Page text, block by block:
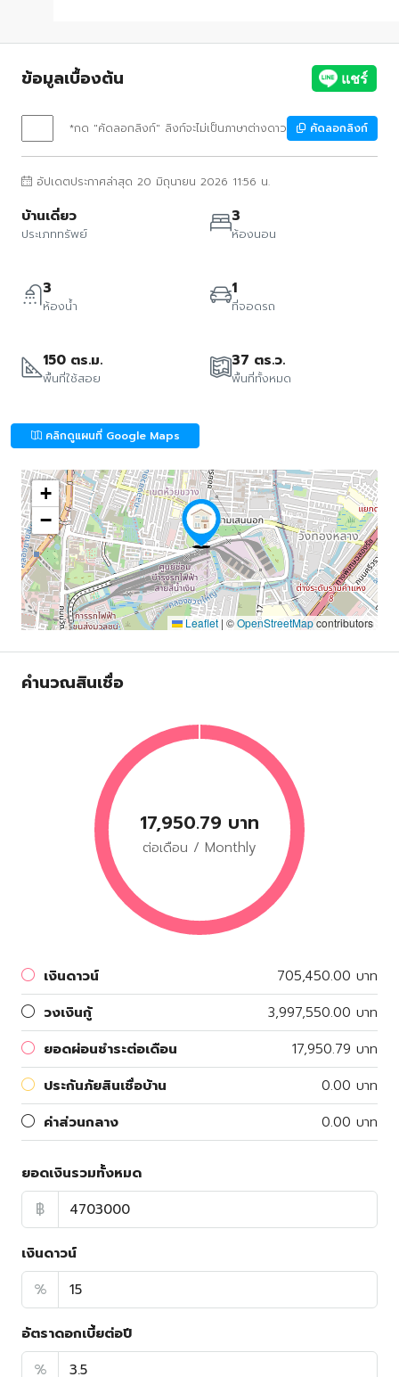
ข้อมูลเบื้องต้น
*กด "คัดลอกลิงก์" ลิงก์จะไม่เป็นภาษาต่างดาว คัดลอกลิงก์
อัปเดตประกาศล่าสุด 20 มิถุนายน 2026 11:56 น.
บ้านเดี่ยว
ประเภททรัพย์
3
ห้องนอน
3
ห้องน้ำ
1
ที่จอดรถ
150 ตร.ม.
พื้นที่ใช้สอย
37 ตร.ว.
พื้นที่ทั้งหมด
คลิกดูแผนที่ Google Maps
+
−
Leaflet | ©OpenStreetMapcontributors
คำนวณสินเชื่อ
17,950.79 บาท
ต่อเดือน / Monthly
เงินดาวน์
705,450.00 บาท
วงเงินกู้
3,997,550.00 บาท
ยอดผ่อนชำระต่อเดือน
17,950.79 บาท
ประกันภัยสินเชื่อบ้าน
0.00 บาท
ค่าส่วนกลาง
0.00 บาท
ยอดเงินรวมทั้งหมด
฿
เงินดาวน์
%
อัตราดอกเบี้ยต่อปี
%